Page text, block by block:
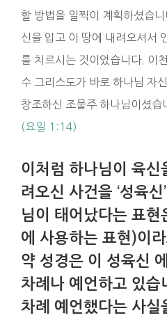
할 방법을 일찍이 계획하셨습
신을 입고 이 땅에 내려오셔서
를 치르시는 것이었습니다. 이
수 그리스도가 바로 하나님 자
창조하신 조물주 하나님이셨습
(요일 1:14)
이처럼 하나님이 육신
려오신 사건을 ‘성육
님이 태어났다는 표현
에 사용하는 표현)이
약 성경은 이 성육신
차례나 예언하고 있습
차례 예언했다는 사실